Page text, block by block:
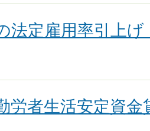
法定雇用率引上
労者生活安定資